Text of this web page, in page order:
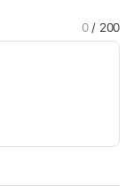
0/ 200